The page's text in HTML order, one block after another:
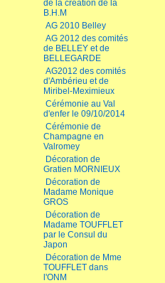
de la création de la
B.H.M
AG 2010 Belley
AG 2012 des comités
de BELLEY et de
BELLEGARDE
AG2012 des comités
d'Ambérieu et de
Miribel-Meximieux
Cérémonie au Val
d'enfer le 09/10/2014
Cérémonie de
Champagne en
Valromey
Décoration de
Gratien MORNIEUX
Décoration de
Madame Monique
GROS
Décoration de
Madame TOUFFLET
par le Consul du
Japon
Décoration de Mme
TOUFFLET dans
l'ONM